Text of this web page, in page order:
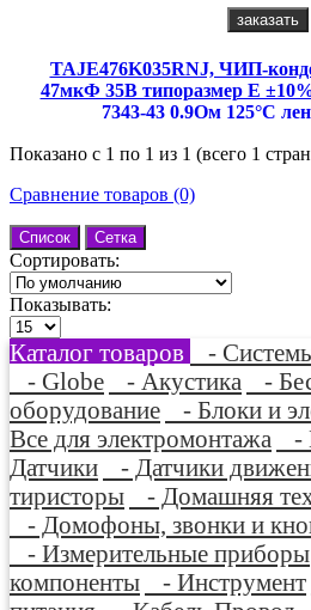
заказать
TAJE476K035RNJ, ЧИП-
47мкФ 35В типоразмер E
7343-43 0.9Ом 125°С
Показано с 1 по 1 из 1 (всего 1
Сравнение товаров (0)
Список Сетка
Сортировать:
Показывать:
Каталог товаров
-
- Globe
- Акустика
-
оборудование
- Блоки и
Все для электромонтажа
-
Датчики
- Датчики
тиристоры
- Домашняя
- Домофоны, звонки и
- Измерительные приборы
компоненты
- Инструмент